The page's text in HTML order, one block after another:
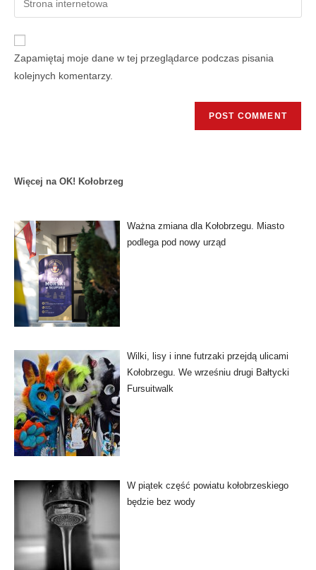
Zapamiętaj moje dane w tej przeglądarce podczas pisania
kolejnych komentarzy.
Więcej na OK! Kołobrzeg
Ważna zmiana dla Kołobrzegu. Miasto
podlega pod nowy urząd
Wilki, lisy i inne futrzaki przejdą ulicami
Kołobrzegu. We wrześniu drugi Bałtycki
Fursuitwalk
W piątek część powiatu kołobrzeskiego
będzie bez wody